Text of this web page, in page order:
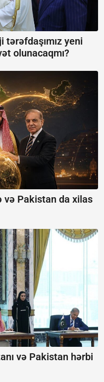
yeni
olunacaqmı?
və Pakistan da xilas
və Pakistan hərbi